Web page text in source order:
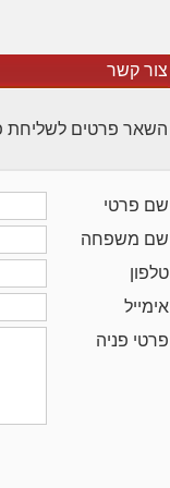
צור קשר
שם פרטי
שם משפחה
טלפון
אימייל
פרטי פניה
השאר פרטים לשליחת